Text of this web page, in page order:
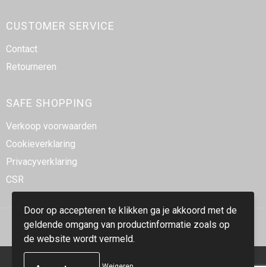
CUSTOMER SERVICE
Contact
Retourneren
SAFE SHOPPING
Verkoop voorwaarden
Cookieverklaring
Privacyverklaring
CSR
Door op accepteren te klikken ga je akkoord met de
geldende omgang van productinformatie zoals op
de website wordt vermeld.